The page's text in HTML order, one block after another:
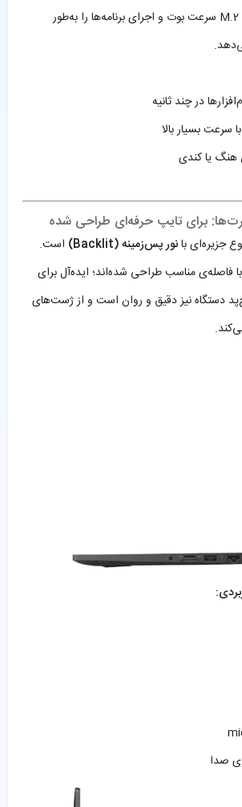
از نوع M.2 سرعت بوت و اجرای برنامه‌ها را به‌طور
در چند ثانیه
سرعت بسیار بالا
هنگ یا کندی
برای تایپ حرفه‌ای طراحی شده
نور پس‌زمینه (Backlit)
است.
فاصله‌ی مناسب طراحی شده‌اند؛ ایده‌آل برای
دستگاه نیز دقیق و روان است و از ژست‌های